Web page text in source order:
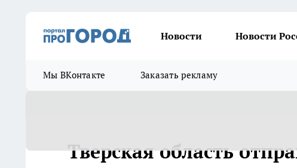
Новости Новости
Мы ВКонтакте Заказать рекламу
Тверская область